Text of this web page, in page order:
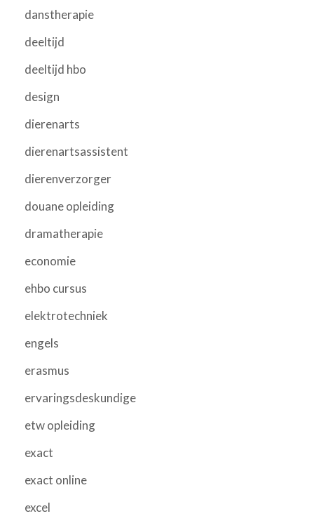
danstherapie
deeltijd
deeltijd hbo
design
dierenarts
dierenartsassistent
dierenverzorger
douane opleiding
dramatherapie
economie
ehbo cursus
elektrotechniek
engels
erasmus
ervaringsdeskundige
etw opleiding
exact
exact online
excel